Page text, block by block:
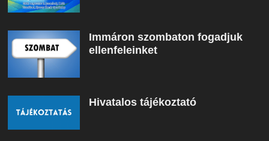
Immáron szombaton fogadjuk
ellenfeleinket
Hivatalos tájékoztató